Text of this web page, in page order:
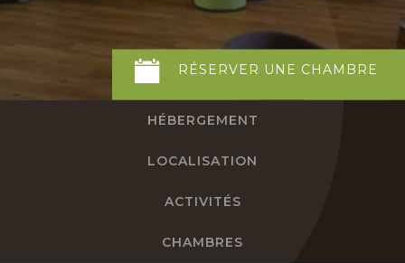
FR
DE
EN
HÉBERGEMENT
LOCALISATION
ACTIVITÉS
CHAMBRES
RÉSERVER UNE CHAMBRE